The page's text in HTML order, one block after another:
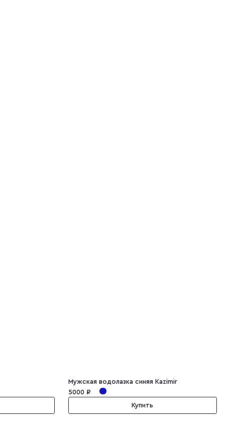
Мужская водолазка синяя Kazimir
5000 ₽
Купить